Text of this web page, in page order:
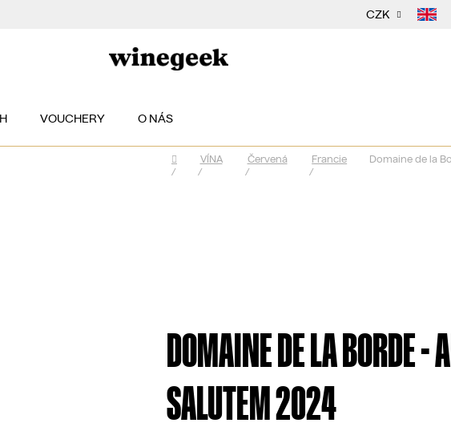
CZK
VOUCHERY O NÁS
Domů
/
VÍNA
/
Červená
/
Francie
/
Domaine de la
DOMAINE DE LA BORDE -
SALUTEM 2024